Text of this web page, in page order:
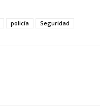
policía Seguridad